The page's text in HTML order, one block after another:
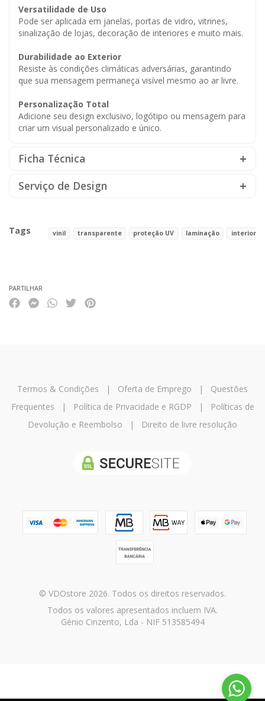
Versatilidade de Uso
Pode ser aplicada em janelas, portas de vidro, vitrines,
sinalização de lojas, decoração de interiores e muito mais.
Durabilidade ao Exterior
Resiste às condições climáticas adversárias, garantindo
que sua mensagem permaneça visível mesmo ao ar livre.
Personalização Total
Adicione seu design exclusivo, logótipo ou mensagem para
criar um visual personalizado e único.
Ficha Técnica
Serviço de Design
Tags vinil transparente proteção UV laminação interior
PARTILHAR
Termos & Condições | Oferta de Emprego | Questões
Frequentes | Política de Privacidade e RGDP |
Políticas de
Devolução e Reembolso | Direito de livre resolução
© VDOstore 2026. Todos os direitos reservados.
Todos os valores apresentados incluem IVA.
Génio Cinzento, Lda - NIF 513585494